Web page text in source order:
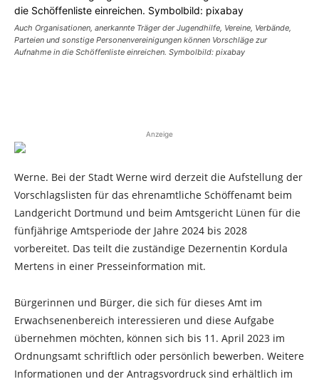
Auch Organisationen, anerkannte Träger der Jugendhilfe, Vereine, Verbände,
Parteien und sonstige Personenvereinigungen können Vorschläge zur
Aufnahme in die Schöffenliste einreichen. Symbolbild: pixabay
Anzeige
Werne. Bei der Stadt Werne wird derzeit die Aufstellung der
Vorschlagslisten für das ehrenamtliche Schöffenamt beim
Landgericht Dortmund und beim Amtsgericht Lünen für die
fünfjährige Amtsperiode der Jahre 2024 bis 2028
vorbereitet. Das teilt die zuständige Dezernentin Kordula
Mertens in einer Presseinformation mit.
Bürgerinnen und Bürger, die sich für dieses Amt im
Erwachsenenbereich interessieren und diese Aufgabe
übernehmen möchten, können sich bis 11. April 2023 im
Ordnungsamt schriftlich oder persönlich bewerben. Weitere
Informationen und der Antragsvordruck sind erhältlich im